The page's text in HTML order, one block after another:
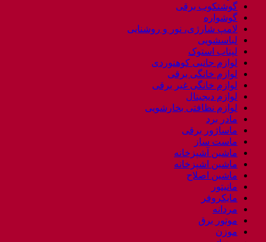
گوشتکوب برقی
گوشواره
لامپ شارژی، نور و روشنایی
لباسشویی
لپتاب استوک
لوازم جانبی کوهنوردی
لوازم خانگی برقی
لوازم خانگی غیر برقی
لوازم دیجیتال
لوازم نظافتی بخارشویی
مادر برد
ماساژور برقی
ماست ساز
ماشین آشپزخانه
ماشین اشپزخانه
ماشین اصلاح
مانیتور
مایکروفر
مردانه
موتور برق
موزن